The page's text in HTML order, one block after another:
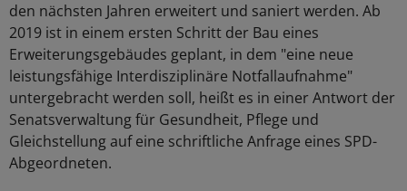
den nächsten Jahren erweitert und saniert werden. Ab
2019 ist in einem ersten Schritt der Bau eines
Erweiterungsgebäudes geplant, in dem "eine neue
leistungsfähige Interdisziplinäre Notfallaufnahme"
untergebracht werden soll, heißt es in einer Antwort der
Senatsverwaltung für Gesundheit, Pflege und
Gleichstellung auf eine schriftliche Anfrage eines SPD-
Abgeordneten.